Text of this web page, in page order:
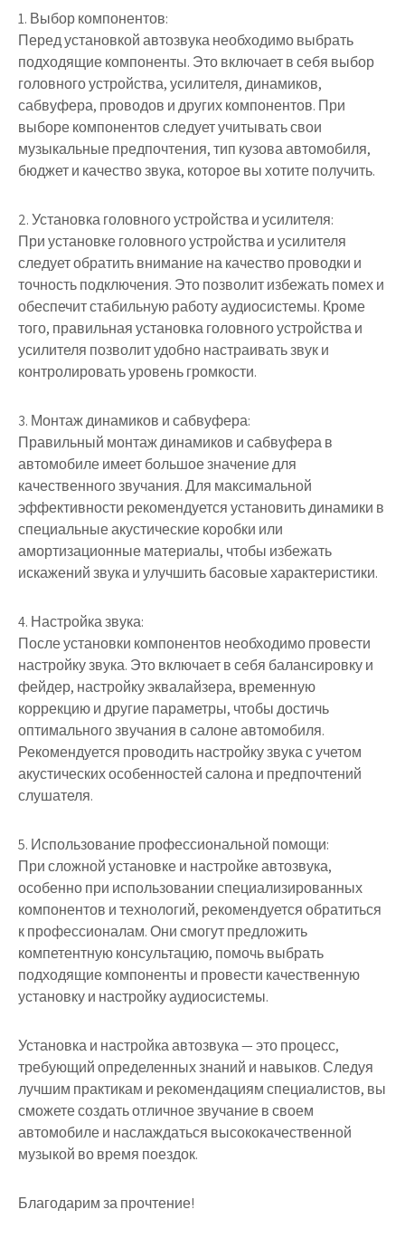
1. Выбор компонентов:
Перед установкой автозвука необходимо выбрать
подходящие компоненты. Это включает в себя выбор
головного устройства, усилителя, динамиков,
сабвуфера, проводов и других компонентов. При
выборе компонентов следует учитывать свои
музыкальные предпочтения, тип кузова автомобиля,
бюджет и качество звука, которое вы хотите получить.
2. Установка головного устройства и усилителя:
При установке головного устройства и усилителя
следует обратить внимание на качество проводки и
точность подключения. Это позволит избежать помех и
обеспечит стабильную работу аудиосистемы. Кроме
того, правильная установка головного устройства и
усилителя позволит удобно настраивать звук и
контролировать уровень громкости.
3. Монтаж динамиков и сабвуфера:
Правильный монтаж динамиков и сабвуфера в
автомобиле имеет большое значение для
качественного звучания. Для максимальной
эффективности рекомендуется установить динамики в
специальные акустические коробки или
амортизационные материалы, чтобы избежать
искажений звука и улучшить басовые характеристики.
4. Настройка звука:
После установки компонентов необходимо провести
настройку звука. Это включает в себя балансировку и
фейдер, настройку эквалайзера, временную
коррекцию и другие параметры, чтобы достичь
оптимального звучания в салоне автомобиля.
Рекомендуется проводить настройку звука с учетом
акустических особенностей салона и предпочтений
слушателя.
5. Использование профессиональной помощи:
При сложной установке и настройке автозвука,
особенно при использовании специализированных
компонентов и технологий, рекомендуется обратиться
к профессионалам. Они смогут предложить
компетентную консультацию, помочь выбрать
подходящие компоненты и провести качественную
установку и настройку аудиосистемы.
Установка и настройка автозвука — это процесс,
требующий определенных знаний и навыков. Следуя
лучшим практикам и рекомендациям специалистов, вы
сможете создать отличное звучание в своем
автомобиле и наслаждаться высококачественной
музыкой во время поездок.
Благодарим за прочтение!